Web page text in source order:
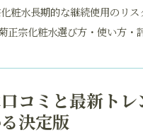
粧水長期的な継続使用のリス
正宗化粧水選び方・使い方・
コミと最新ト
決定版